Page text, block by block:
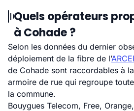
Quels opérateurs
à Cohade ?
Selon les données du dernier
déploiement de la fibre de l’
de Cohade sont raccordables à
armoire de rue qui regroupe
la commune.
Bouygues Telecom, Free,